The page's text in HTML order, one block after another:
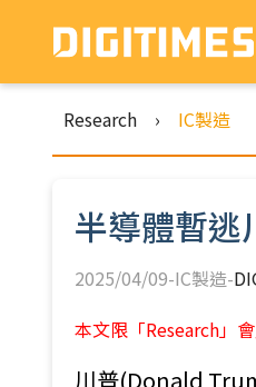
Research › IC製造
半導體暫
2025/04/09-IC製造-
本文限「Research」
川普(Donald